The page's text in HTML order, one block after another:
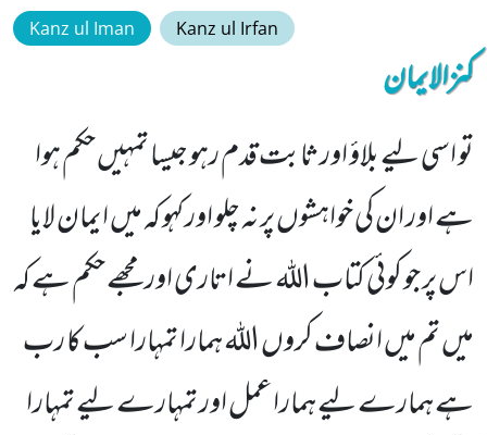
Kanz ul Iman Kanz ul Irfan
کنزالایمان
تو اسی لیے بلاؤ اور ثابت قدم رہو جیسا تمہیں حکم ہوا
ہے اور ان کی خواہشوں پر نہ چلو اور کہو کہ میں ایمان لایا
اس پر جو کوئی کتاب اللہ نے اتاری اور مجھے حکم ہے کہ
میں تم میں انصاف کروں اللہ ہمارا تمہارا سب کا رب
ہے ہمارے لیے ہمارا عمل اور تمہارے لیے تمہارا